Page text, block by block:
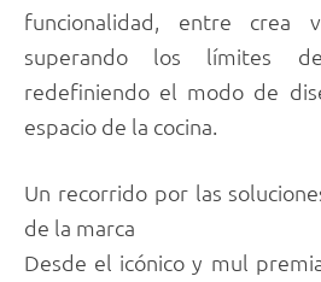
funcionalidad, entre crea
superando los límites
redefiniendo el modo de
espacio de la cocina.
Un recorrido por las
de la marca
Desde el icónico y mul